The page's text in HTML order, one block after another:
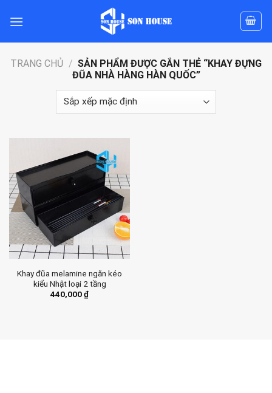
TRANG CHỦ / SẢN PHẨM ĐƯỢC GẮN THẺ “KHAY ĐỰNG
ĐŨA NHÀ HÀNG HÀN QUỐC”
Khay đũa melamine ngăn kéo
kiểu Nhật loại 2 tầng
440,000₫